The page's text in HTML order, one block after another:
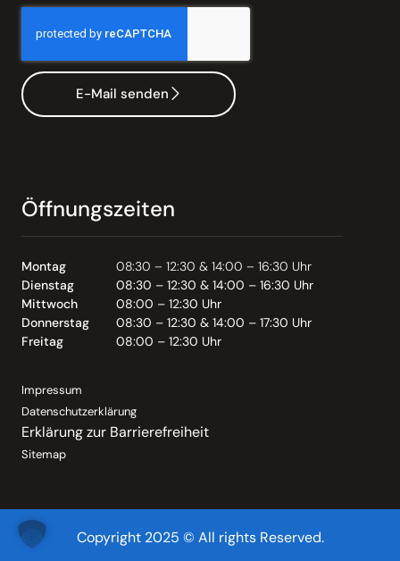
E-Mail senden
Öffnungszeiten
Montag
08:30 – 12:30 & 14:00 – 16:30 Uhr
Dienstag
08:30 – 12:30 & 14:00 – 16:30 Uhr
Mittwoch
08:00 – 12:30 Uhr
Donnerstag
08:30 – 12:30 & 14:00 – 17:30 Uhr
Freitag
08:00 – 12:30 Uhr
Impressum
Datenschutzerklärung
Erklärung zur Barrierefreiheit
Sitemap
Copyright 2025 © All rights Reserved.